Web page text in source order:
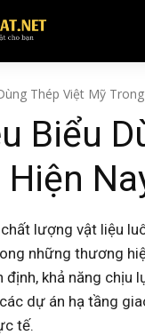
Thép Việt Mỹ
Biểu
lượng vật liệu
những thương
khả năng chịu
dự án hạ tầng
tế.